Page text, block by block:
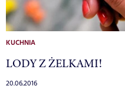
KUCHNIA
LODY Z ŻELKAMI!
20.06.2016